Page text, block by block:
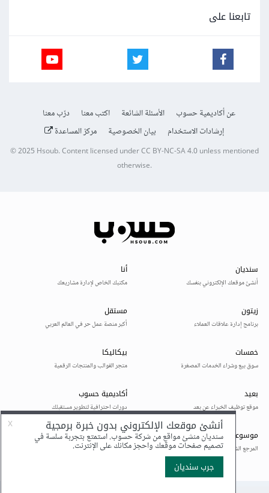
تابعنا على
عن أكاديمية حسوب الأسئلة الشائعة اكتب معنا
درّب معنا
إرشادات الاستخدام
بيان الخصوصية مركز المساعدة
© 2025Hsoub.Content licensed underCC BY-NC-SA 4.0unless mentioned
otherwise.